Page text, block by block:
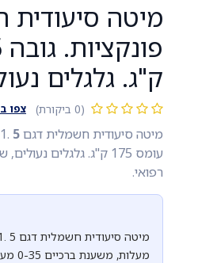
ק"ג. גלגלים
(0 ביקורת) צפו
מיטה סיעודית חשמלית דגם KW-D05-1.5 פונקציות חשמליות.
רפואי.